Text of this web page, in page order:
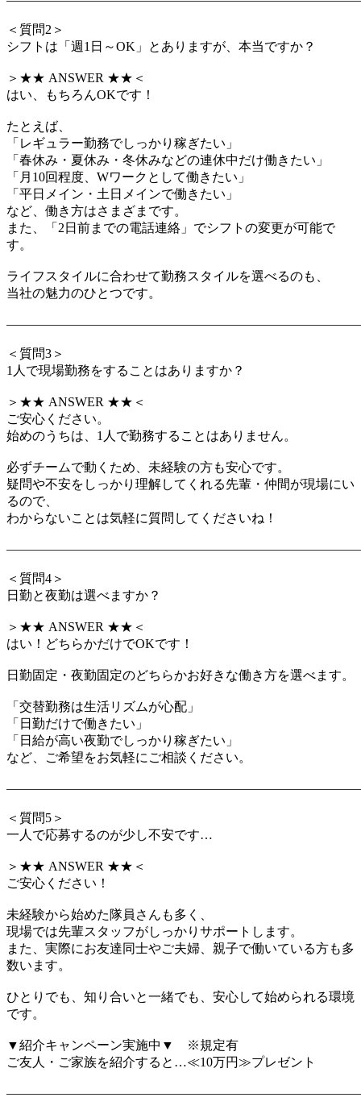
＜質問2＞
シフトは「週1日～OK」とありますが、本当ですか？
＞★★ ANSWER ★★＜
はい、もちろんOKです！
たとえば、
「レギュラー勤務でしっかり稼ぎたい」
「春休み・夏休み・冬休みなどの連休中だけ働きたい」
「月10回程度、Wワークとして働きたい」
「平日メイン・土日メインで働きたい」
など、働き方はさまざまです。
また、「2日前までの電話連絡」でシフトの変更が可能で
す。
ライフスタイルに合わせて勤務スタイルを選べるのも、
当社の魅力のひとつです。
＜質問3＞
1人で現場勤務をすることはありますか？
＞★★ ANSWER ★★＜
ご安心ください。
始めのうちは、1人で勤務することはありません。
必ずチームで動くため、未経験の方も安心です。
疑問や不安をしっかり理解してくれる先輩・仲間が現場にい
るので、
わからないことは気軽に質問してくださいね！
＜質問4＞
日勤と夜勤は選べますか？
＞★★ ANSWER ★★＜
はい！どちらかだけでOKです！
日勤固定・夜勤固定のどちらかお好きな働き方を選べます。
「交替勤務は生活リズムが心配」
「日勤だけで働きたい」
「日給が高い夜勤でしっかり稼ぎたい」
など、ご希望をお気軽にご相談ください。
＜質問5＞
一人で応募するのが少し不安です…
＞★★ ANSWER ★★＜
ご安心ください！
未経験から始めた隊員さんも多く、
現場では先輩スタッフがしっかりサポートします。
また、実際にお友達同士やご夫婦、親子で働いている方も多
数います。
ひとりでも、知り合いと一緒でも、安心して始められる環境
です。
▼紹介キャンペーン実施中▼ ※規定有
ご友人・ご家族を紹介すると…≪10万円≫プレゼント